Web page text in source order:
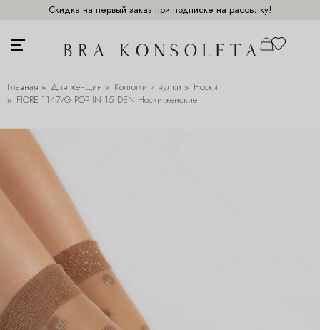
Скидка на первый заказ при подписке на рассылку!
Главная Для женщин Колготки и чулки
Носки
FIORE 1147/G POP IN 15 DEN Носки женские